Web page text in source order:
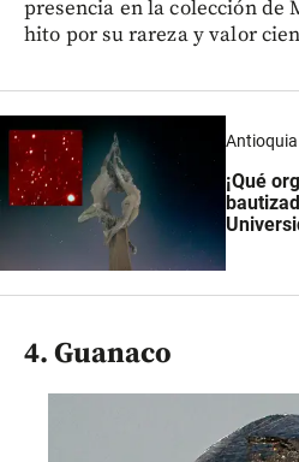
presencia en la colección de
hito por su rareza y valor
Antioquia
¡Qué
4. Guanaco